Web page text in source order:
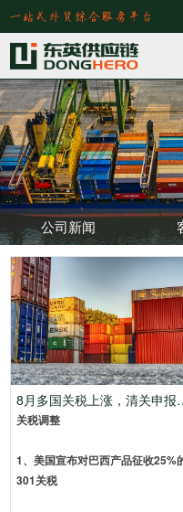
公司新闻
8月多国关税
关税调整
1、美国宣布对巴西产品征收25%
301关税